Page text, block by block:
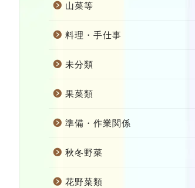
山菜等
料理・手仕事
未分類
果菜類
準備・作業関係
秋冬野菜
花野菜類